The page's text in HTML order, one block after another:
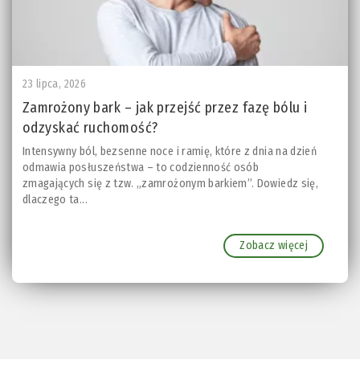
23 lipca, 2026
Zamrożony bark – jak przejść przez fazę bólu i
odzyskać ruchomość?
Intensywny ból, bezsenne noce i ramię, które z dnia na dzień
odmawia posłuszeństwa – to codzienność osób
zmagających się z tzw. „zamrożonym barkiem”. Dowiedz się,
dlaczego ta...
Zobacz więcej